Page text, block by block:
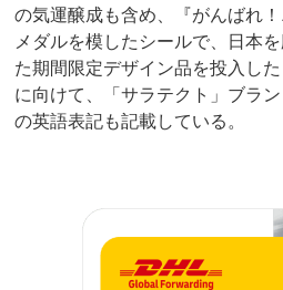
の気運醸成も含め、『がんばれ
メダルを模したシールで、日本
た期間限定デザイン品を投入し
に向けて、「サラテクト」ブラ
の英語表記も記載している。